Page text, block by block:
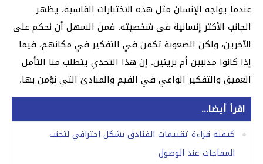
عندما يواجه الإنسان مثل هذه الاختبارات القاسية، يظهر
الجانب الأكثر إنسانية في شخصيته. فمن السهل أن نحكم على
الآخرين، ولكن الصعوبة تكمن في التفكير في مكانهم، فيما
إذا كانوا مذنبين أم بريئين. إن هذا التحدي يتطلب منا التأمل
العميق والتفكير الواعي في القيم والمبادئ التي نؤمن بها.
اقرأ أيضا...
كيفية قراءة تقييمات الفنادق بشكل احترافي لتجنب
المفاجآت عند الوصول